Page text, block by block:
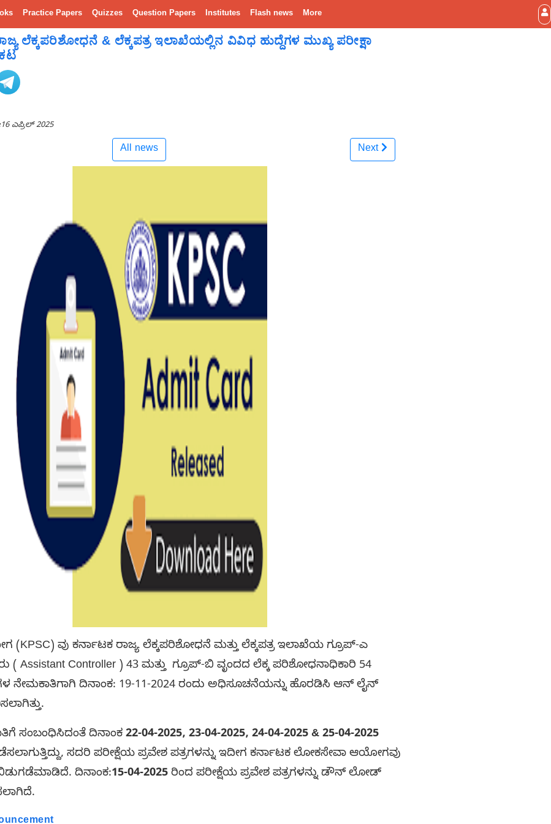
Practice Papers Quizzes Question Papers Institutes Flash news More
ಲೆಕ್ಕಪರಿಶೋಧನೆ & ಲೆಕ್ಕಪತ್ರ ಇಲಾಖೆಯಲ್ಲಿನ ವಿವಿಧ ಹುದ್ದೆಗಳ ಮುಖ್ಯ ಪರೀಕ್ಷಾ
16 ಎಪ್ರಿಲ್ 2025
All news Next
ವು ಕರ್ನಾಟಕ ರಾಜ್ಯ ಲೆಕ್ಕಪರಿಶೋಧನೆ ಮತ್ತು ಲೆಕ್ಕಪತ್ರ ಇಲಾಖೆಯ ಗ್ರೂಪ್-ಎ
( Assistant Controller ) 43 ಮತ್ತು ಗ್ರೂಪ್-ಬಿ ವೃಂದದ ಲೆಕ್ಕ ಪರಿಶೋಧನಾಧಿಕಾರಿ 54
ನೇಮಕಾತಿಗಾಗಿ ದಿನಾಂಕ: 19-11-2024 ರಂದು ಅಧಿಸೂಚನೆಯನ್ನು ಹೊರಡಿಸಿ ಆನ್ ಲೈನ್
ಸಂಬಂಧಿಸಿದಂತೆ ದಿನಾಂಕ 22-04-2025, 23-04-2025, 24-04-2025 & 25-04-2025
ಸದರಿ ಪರೀಕ್ಷೆಯ ಪ್ರವೇಶ ಪತ್ರಗಳನ್ನು ಇದೀಗ ಕರ್ನಾಟಕ ಲೋಕಸೇವಾ ಆಯೋಗವು
ದಿನಾಂಕ:15-04-2025 ರಿಂದ ಪರೀಕ್ಷೆಯ ಪ್ರವೇಶ ಪತ್ರಗಳನ್ನು ಡೌನ್ ಲೋಡ್